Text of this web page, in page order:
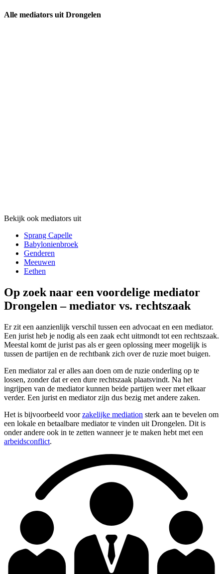
Alle mediators uit Drongelen
Bekijk ook mediators uit
Sprang Capelle
Babylonienbroek
Genderen
Meeuwen
Eethen
Op zoek naar een voordelige mediator
Drongelen – mediator vs. rechtszaak
Er zit een aanzienlijk verschil tussen een advocaat en een mediator.
Een jurist heb je nodig als een zaak echt uitmondt tot een rechtszaak.
Meestal komt de jurist pas als er geen oplossing meer mogelijk is
tussen de partijen en de rechtbank zich over de ruzie moet buigen.
Een mediator zal er alles aan doen om de ruzie onderling op te
lossen, zonder dat er een dure rechtszaak plaatsvindt. Na het
ingrijpen van de mediator kunnen beide partijen weer met elkaar
verder. Een jurist en mediator zijn dus bezig met andere zaken.
Het is bijvoorbeeld voorzakelijke mediation sterk aan te bevelen om
een lokale en betaalbare mediator te vinden uit Drongelen. Dit is
onder andere ook in te zetten wanneer je te maken hebt met een
arbeidsconflict.